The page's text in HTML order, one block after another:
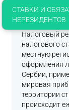
СТАВКИ И
НЕРЕЗИДЕНТОВ
Налоговый
налогового
местную
оформления
Сербии,
мировая
территории
происходит